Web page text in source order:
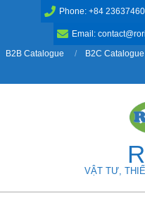
Phone: +84
Email:
B2B Catalogue
B2C Catalogue
VẬT TƯ,